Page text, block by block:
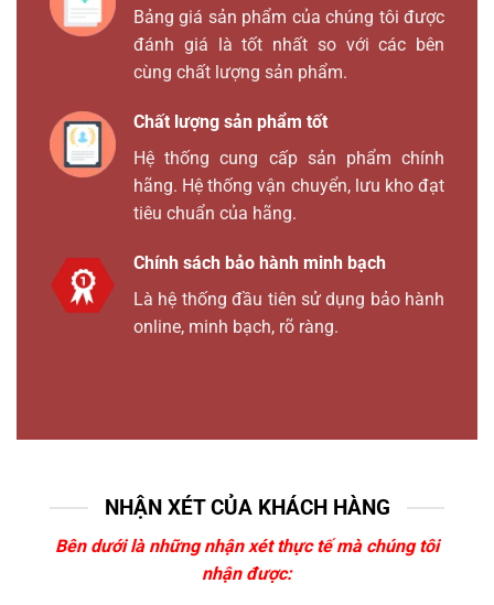
Bảng giá sản phẩm của chúng tôi được
đánh giá là tốt nhất so với các bên
cùng chất lượng sản phẩm.
Chất lượng sản phẩm tốt
Hệ thống cung cấp sản phẩm chính
hãng. Hệ thống vận chuyển, lưu kho đạt
tiêu chuẩn của hãng.
Chính sách bảo hành minh bạch
Là hệ thống đầu tiên sử dụng bảo hành
online, minh bạch, rõ ràng.
NHẬN XÉT CỦA KHÁCH HÀNG
Bên dưới là những nhận xét thực tế mà chúng tôi
nhận được: